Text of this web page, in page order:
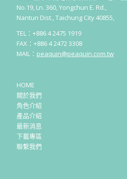
No.19, Ln. 360, Yongchun E. Rd.,
Nantun Dist., Taichung City 40855,
TEL：+886 4 2475 1919
FAX：+886 4 2472 3308
MAIL： peaquin@peaquin.com.tw
HOME
關於我們
角色介紹
產品介紹
最新消息
下載專區
聯繫我們